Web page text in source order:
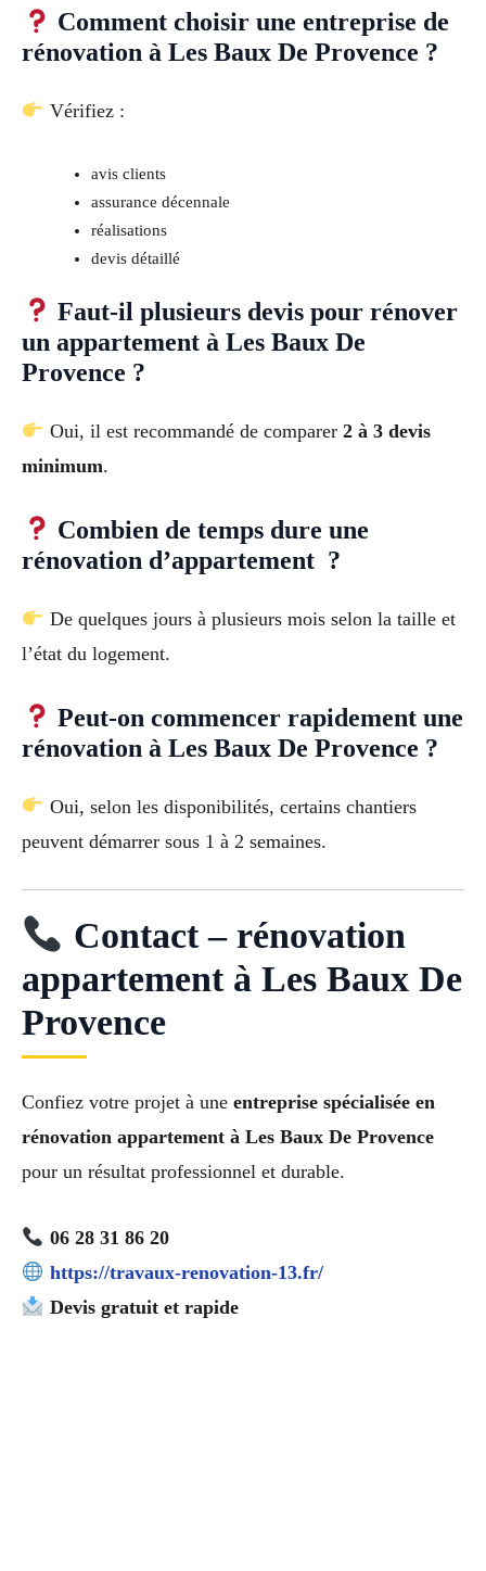
Comment choisir une entreprise de
rénovation à Les Baux De Provence ?
Vérifiez :
avis clients
assurance décennale
réalisations
devis détaillé
Faut-il plusieurs devis pour rénover
un appartement à Les Baux De
Provence ?
Oui, il est recommandé de comparer 2 à 3 devis
minimum.
Combien de temps dure une
rénovation d’appartement ?
De quelques jours à plusieurs mois selon la taille et
l’état du logement.
Peut-on commencer rapidement une
rénovation à Les Baux De Provence ?
Oui, selon les disponibilités, certains chantiers
peuvent démarrer sous 1 à 2 semaines.
Contact – rénovation
appartement à Les Baux De
Provence
Confiez votre projet à une entreprise spécialisée en
rénovation appartement à Les Baux De Provence
pour un résultat professionnel et durable.
06 28 31 86 20
https://travaux-renovation-13.fr/
Devis gratuit et rapide